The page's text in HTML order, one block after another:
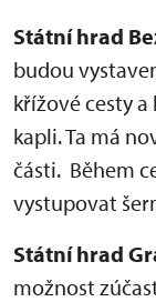
Státní hrad
budou
křížové cesty
kapli. Ta má
části. Během
vystupovat
Státní hrad
možnost